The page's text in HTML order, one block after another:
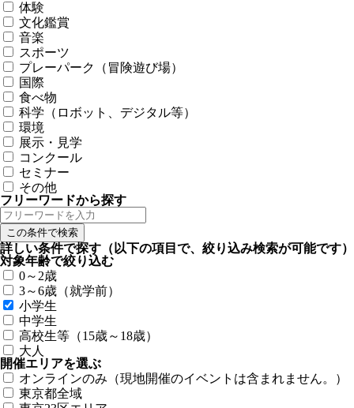
体験
文化鑑賞
音楽
スポーツ
プレーパーク（冒険遊び場）
国際
食べ物
科学（ロボット、デジタル等）
環境
展示・見学
コンクール
セミナー
その他
フリーワードから探す
詳しい条件で探す （以下の項目で、絞り込み検索が可能です）
対象年齢で絞り込む
0～2歳
3～6歳（就学前）
小学生
中学生
高校生等（15歳～18歳）
大人
開催エリアを選ぶ
オンラインのみ（現地開催のイベントは含まれません。）
東京都全域